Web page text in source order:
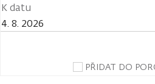
K datu
4. 8. 2026
PŘIDAT DO